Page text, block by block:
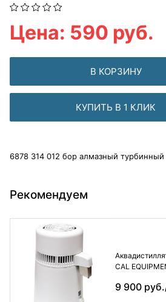
Цена: 590 руб.
В КОРЗИНУ
КУПИТЬ В 1 КЛИК
6878 314 012 бор алмазный
Рекомендуем
CAL
9 900